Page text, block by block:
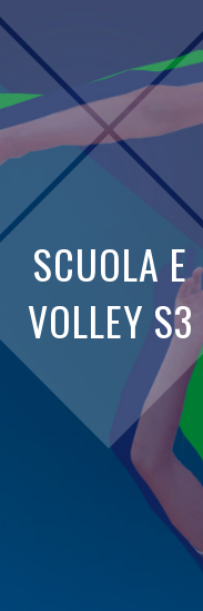
SCUOLA E
VOLLEY S3